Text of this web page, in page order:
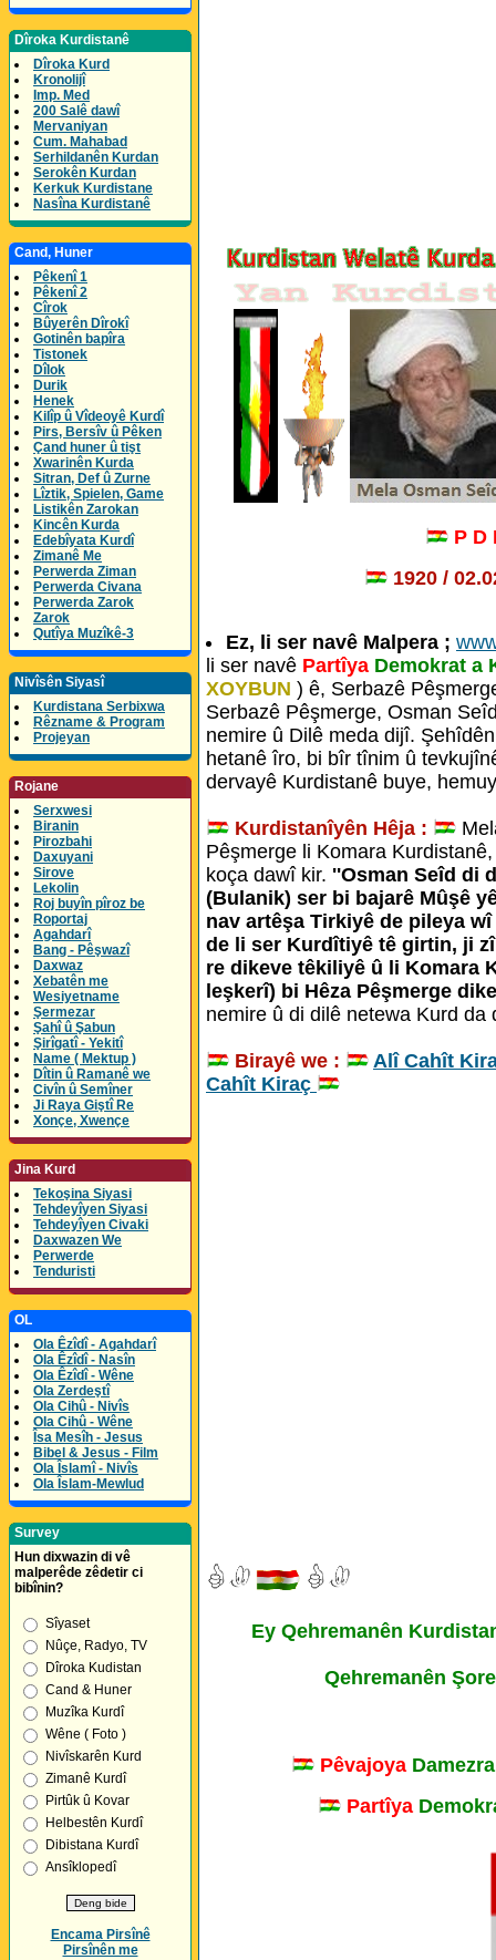
Dîroka Kurdistanê
Dîroka Kurd
Kronolijî
Imp. Med
200 Salê dawî
Mervaniyan
Cum. Mahabad
Serhildanên Kurdan
Serokên Kurdan
Kerkuk Kurdistane
Nasîna Kurdistanê
Cand, Huner
Pêkenî 1
Pêkenî 2
Cîrok
Bûyerên Dîrokî
Gotinên bapîra
Tistonek
Dîlok
Durik
Henek
Kilîp û Vîdeoyê Kurdî
Pirs, Bersîv û Pêken
Çand huner û tişt
Xwarinên Kurda
Sitran, Def û Zurne
Lîztik, Spielen, Game
Listikên Zarokan
Kincên Kurda
Edebîyata Kurdî
Zimanê Me
Perwerda Ziman
Perwerda Civana
Perwerda Zarok
Zarok
Qutîya Muzîkê-3
Nivîsên Siyasî
Kurdistana Serbixwa
Rêzname & Program
Projeyan
Rojane
Serxwesi
Biranin
Pirozbahi
Daxuyani
Sirove
Lekolin
Roj buyîn pîroz be
Roportaj
Agahdarî
Bang - Pêşwazî
Daxwaz
Xebatên me
Wesiyetname
Şermezar
Şahî û Şabun
Şirîgatî - Yekitî
Name ( Mektup )
Dîtin û Ramanê we
Civîn û Semîner
Ji Raya Giştî Re
Xonçe, Xwençe
Jina Kurd
Tekoşina Siyasi
Tehdeyîyen Siyasi
Tehdeyîyen Civaki
Daxwazen We
Perwerde
Tenduristi
OL
Ola Êzîdî - Agahdarî
Ola Êzîdî - Nasîn
Ola Êzîdî - Wêne
Ola Zerdeştî
Ola Cihû - Nivîs
Ola Cihû - Wêne
Îsa Mesîh - Jesus
Bibel & Jesus - Film
Ola Îslamî - Nivîs
Ola Îslam-Mewlud
Survey
Hun dixwazin di vê
malperêde zêdetir ci
bibînin?
Sîyaset
Nûçe, Radyo, TV
Dîroka Kudistan
Cand & Huner
Muzîka Kurdî
Wêne ( Foto )
Nivîskarên Kurd
Zimanê Kurdî
Pirtûk û Kovar
Helbestên Kurdî
Dibistana Kurdî
Ansîklopedî
Encama Pirsînê
Pirsînên me
P D
1920 /
Ez, li ser navê Malpera ;
li ser navê Partîya Demokrat a
XOYBUN ) ê, Serbazê
Serbazê Pêşmerge, Osman
nemire û Dilê meda dijî.
hetanê îro, bi bîr tînim û
dervayê Kurdistanê buye,
Kurdistanîyên Hêja :
Pêşmerge li Komara
koça dawî kir. ''Osman Seîd di
(Bulanik) ser bi bajarê Mûşê
nav artêşa Tirkiyê de pileya
de li ser Kurdîtiyê tê girtin, ji
re dikeve têkiliyê û li Komara
leşkerî) bi Hêza Pêşmerge
nemire û di dilê netewa Kurd da
Birayê we :
Alî Cahît
Cahît Kiraç
Ey Qehremanên
Qehremanên
Pêvajoya
Partîya